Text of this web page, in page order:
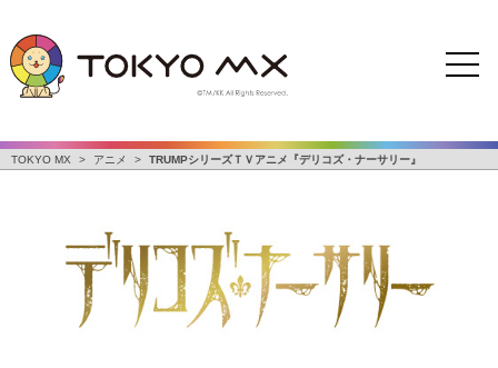
TOKYO MX > アニメ > TRUMPシリーズＴＶアニメ『デリコズ・ナーサリー』